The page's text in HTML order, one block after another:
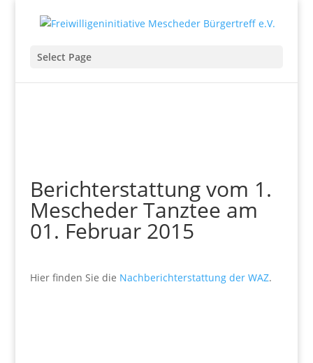
Select Page
Berichterstattung vom 1.
Mescheder Tanztee am
01. Februar 2015
Hier finden Sie die Nachberichterstattung der WAZ.